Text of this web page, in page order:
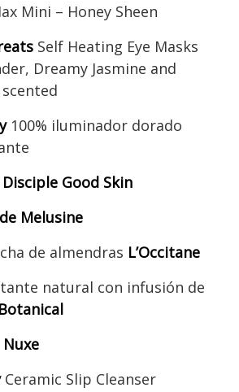
Mini – Honey Sheen
Self Heating Eye Masks
Dreamy Jasmine and
100% iluminador dorado
Disciple Good Skin
Melusine
de almendras L’Occitane
natural con infusión de
Nuxe
Ceramic Slip Cleanser